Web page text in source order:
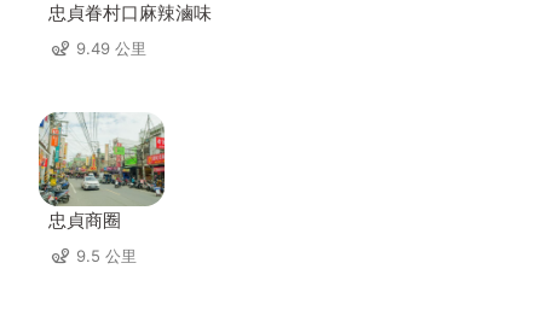
忠貞眷村口麻辣滷味
9.49 公里
忠貞商圈
9.5 公里